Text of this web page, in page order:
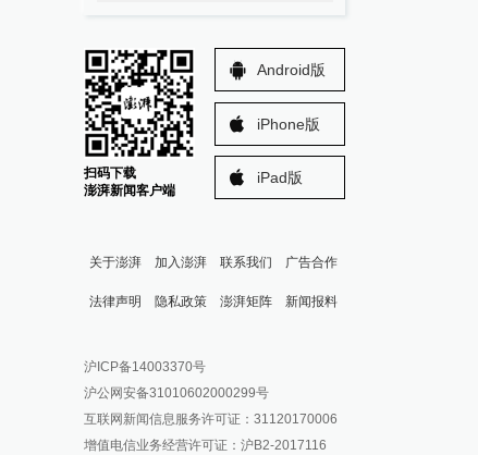
扫码下载
澎湃新闻客户端
Android版
iPhone版
iPad版
关于澎湃 加入澎湃 联系我们 广告合作
法律声明 隐私政策 澎湃矩阵
澎湃新闻公众号
澎湃新闻抖音号
派生万物开放平台
新闻报料
报料邮箱: news@thepaper.cn
沪ICP备14003370号
沪公网安备31010602000299号
互联网新闻信息服务许可证：31120170006
增值电信业务经营许可证：沪B2-2017116